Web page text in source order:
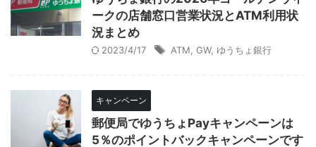
ークの店舗窓口営業状況とATM利用状
況まとめ
2023/4/17 ATM GW, ゆうちょ銀行
キャンペーン
郵便局でゆうちょPayキャンペーンは
5％のポイントバックキャンペーンです